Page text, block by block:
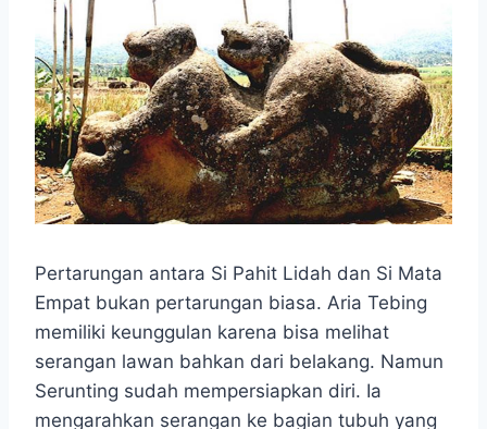
Pertarungan antara Si Pahit Lidah dan Si Mata
Empat bukan pertarungan biasa. Aria Tebing
memiliki keunggulan karena bisa melihat
serangan lawan bahkan dari belakang. Namun
Serunting sudah mempersiapkan diri. Ia
mengarahkan serangan ke bagian tubuh yang